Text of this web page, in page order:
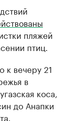
пляжей
птиц.
к вечеру 21
в
коса,
до Анапки